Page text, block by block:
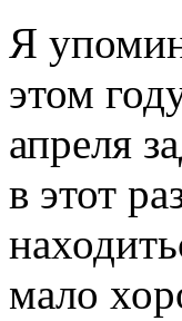
Я
этом
апреля
в этот
мало